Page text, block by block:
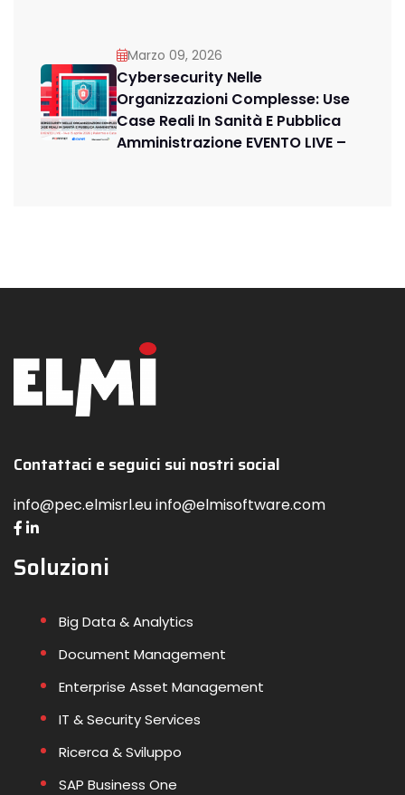
Marzo 09, 2026
Cybersecurity Nelle
Organizzazioni Complesse: Use
Case Reali In Sanità E Pubblica
Amministrazione EVENTO LIVE –
Contattaci e seguici sui nostri social
info@pec.elmisrl.eu info@elmisoftware.com
Soluzioni
Big Data & Analytics
Document Management
Enterprise Asset Management
IT & Security Services
Ricerca & Sviluppo
SAP Business One